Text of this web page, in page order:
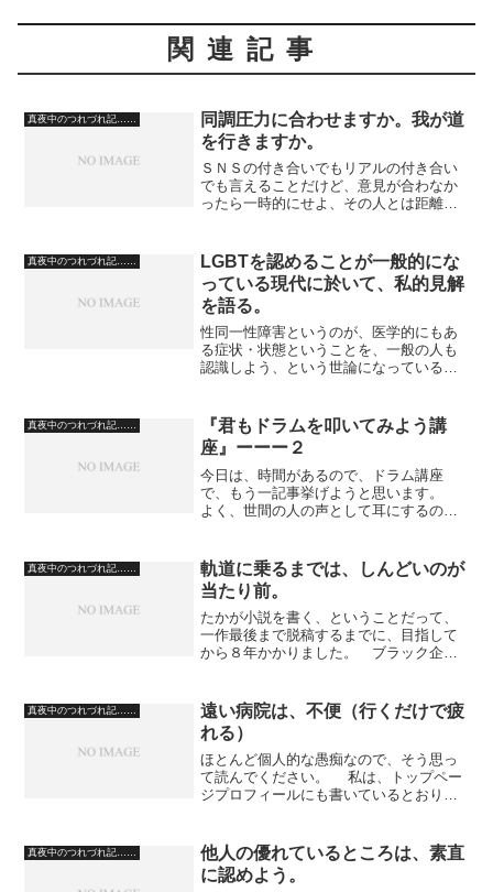
関連記事
真夜中のつれづれ記……
同調圧力に合わせますか。我が道
を行きますか。
ＳＮＳの付き合いでもリアルの付き合い
でも言えることだけど、意見が合わなか
ったら一時的にせよ、その人とは距離を
合わないほうがいいと思っている。 そ
の人の意見に納得した場合...
真夜中のつれづれ記……
LGBTを認めることが一般的にな
っている現代に於いて、私的見解
を語る。
性同一性障害というのが、医学的にもあ
る症状・状態ということを、一般の人も
認識しよう、という世論になっているの
すべきでない、という考え方も分かるの
ですが。 ゲイもレスビア...
真夜中のつれづれ記……
『君もドラムを叩いてみよう講
座』ーーー２
今日は、時間があるので、ドラム講座
で、もう一記事挙げようと思います。
よく、世間の人の声として耳にするの
「中年の男がディープパープルの『スモ
ーク・オン・ザ・ウォーター』を...
真夜中のつれづれ記……
軌道に乗るまでは、しんどいのが
当たり前。
たかが小説を書く、ということだって、
一作最後まで脱稿するまでに、目指して
から８年かかりました。 ブラック企業
細企業で順当に利益を出していこうとし
たら、起業から数年は、死...
真夜中のつれづれ記……
遠い病院は、不便（行くだけで疲
れる）
ほとんど個人的な愚痴なので、そう思っ
て読んでください。 私は、トップペー
ジプロフィールにも書いているとおり、
病院に通院しているのだが……。 以前
かよっていた地元の病院が...
真夜中のつれづれ記……
他人の優れているところは、素直
に認めよう。